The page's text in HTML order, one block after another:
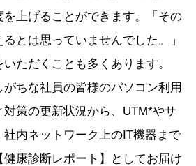
上げることができます。「その
とは思っていませんでした。」
ただくことも多くあります。
がちな社員の皆様のパソコン利用
策の更新状況から、UTM*やサ
内ネットワーク上のIT機器まで
健康診断レポート】としてお届け